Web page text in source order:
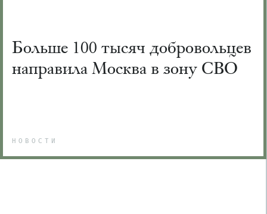
Больше 100 тысяч добровольцев
направила Москва в зону СВО
НОВОСТИ